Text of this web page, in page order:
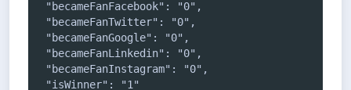
"becameFanFacebook": "0",
"becameFanTwitter": "0",
"becameFanGoogle": "0",
"becameFanLinkedin": "0",
"becameFanInstagram": "0",
"isWinner": "1"